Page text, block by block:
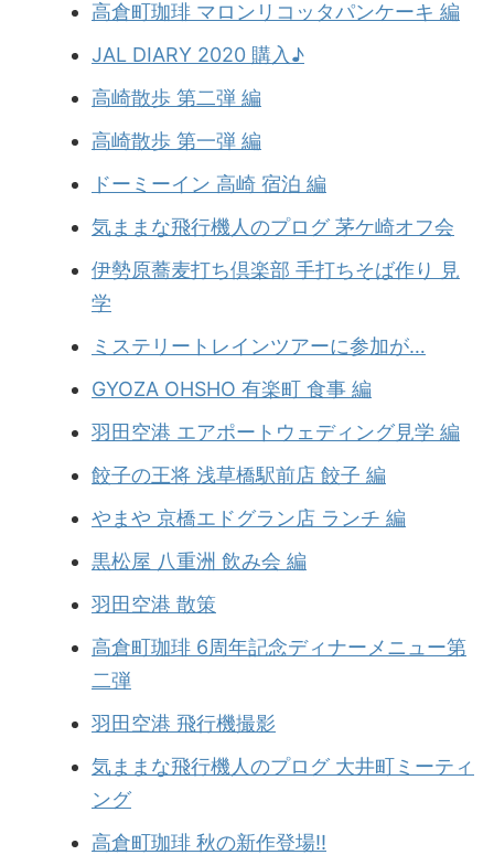
高倉町珈琲 マロンリコッタパンケーキ 編
JAL DIARY 2020 購入♪
高崎散歩 第二弾 編
高崎散歩 第一弾 編
ドーミーイン 高崎 宿泊 編
気ままな飛行機人のプログ 茅ケ崎オフ会
伊勢原蕎麦打ち倶楽部 手打ちそば作り 見
学
ミステリートレインツアーに参加が…
GYOZA OHSHO 有楽町 食事 編
羽田空港 エアポートウェディング見学 編
餃子の王将 浅草橋駅前店 餃子 編
やまや 京橋エドグラン店 ランチ 編
黒松屋 八重洲 飲み会 編
羽田空港 散策
高倉町珈琲 6周年記念ディナーメニュー第
二弾
羽田空港 飛行機撮影
気ままな飛行機人のプログ 大井町ミーティ
ング
高倉町珈琲 秋の新作登場!!